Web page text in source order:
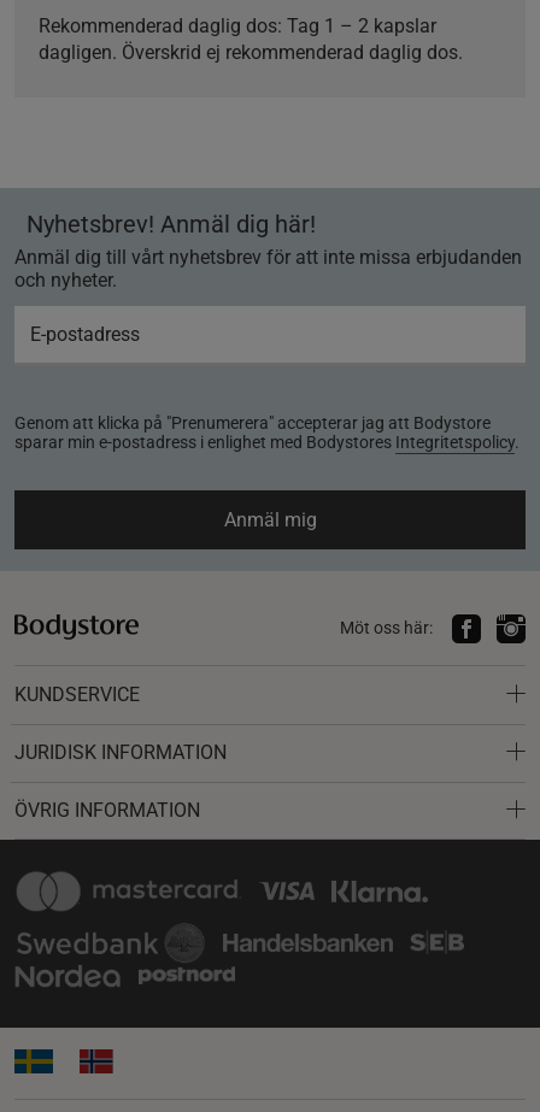
Rekommenderad daglig dos: Tag 1 – 2 kapslar
dagligen. Överskrid ej rekommenderad daglig dos.
Nyhetsbrev! Anmäl dig här!
Anmäl dig till vårt nyhetsbrev för att inte missa erbjudanden
och nyheter.
Genom att klicka på "Prenumerera" accepterar jag att Bodystore
sparar min e-postadress i enlighet med Bodystores Integritetspolicy.
Anmäl mig
Möt oss här:
KUNDSERVICE
JURIDISK INFORMATION
ÖVRIG INFORMATION